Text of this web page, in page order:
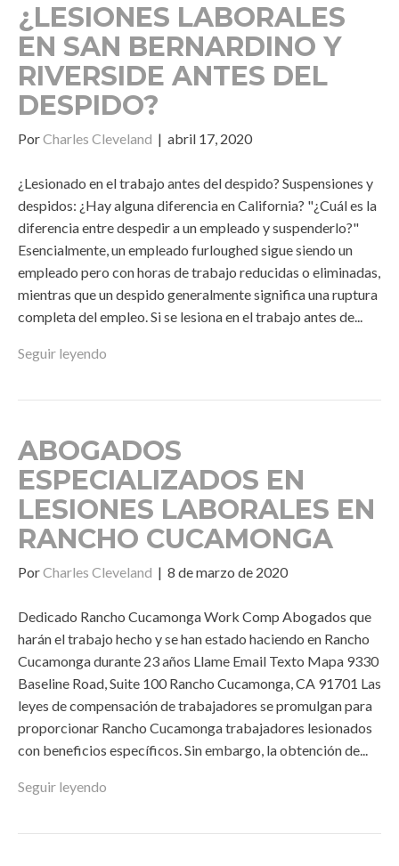
¿LESIONES LABORALES
EN SAN BERNARDINO Y
RIVERSIDE ANTES DEL
DESPIDO?
PorCharles Cleveland | abril 17, 2020
¿Lesionado en el trabajo antes del despido? Suspensiones y
despidos: ¿Hay alguna diferencia en California? "¿Cuál es la
diferencia entre despedir a un empleado y suspenderlo?"
Esencialmente, un empleado furloughed sigue siendo un
empleado pero con horas de trabajo reducidas o eliminadas,
mientras que un despido generalmente significa una ruptura
completa del empleo. Si se lesiona en el trabajo antes de...
Seguir leyendo
ABOGADOS
ESPECIALIZADOS EN
LESIONES LABORALES EN
RANCHO CUCAMONGA
PorCharles Cleveland | 8 de marzo de 2020
Dedicado Rancho Cucamonga Work Comp Abogados que
harán el trabajo hecho y se han estado haciendo en Rancho
Cucamonga durante 23 años Llame Email Texto Mapa 9330
Baseline Road, Suite 100 Rancho Cucamonga, CA 91701 Las
leyes de compensación de trabajadores se promulgan para
proporcionar Rancho Cucamonga trabajadores lesionados
con beneficios específicos. Sin embargo, la obtención de...
Seguir leyendo